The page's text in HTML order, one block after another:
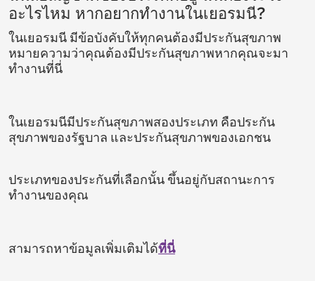
อะไรไหม หากอยากทำงานในเยอรมนี?
ในเยอรมนี มีข้อบังคับให้ทุกคนต้องมีประกันสุขภาพ
หมายความว่าคุณต้องมีประกันสุขภาพหากคุณจะมา
ทำงานที่นี่
ในเยอรมนีมีประกันสุขภาพสองประเภท คือประกัน
สุขภาพของรัฐบาล และประกันสุขภาพของเอกชน
ประเภทของประกันที่เลือกนั้น ขึ้นอยู่กับสถานะการ
ทำงานของคุณ
สามารถหาข้อมูลเพิ่มเติมได้ที่นี่